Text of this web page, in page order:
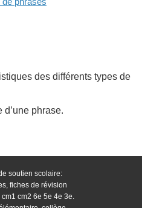
des différents types de
phrase.
soutien scolaire:
fiches de révision
cm2 6e 5e 4e 3e.